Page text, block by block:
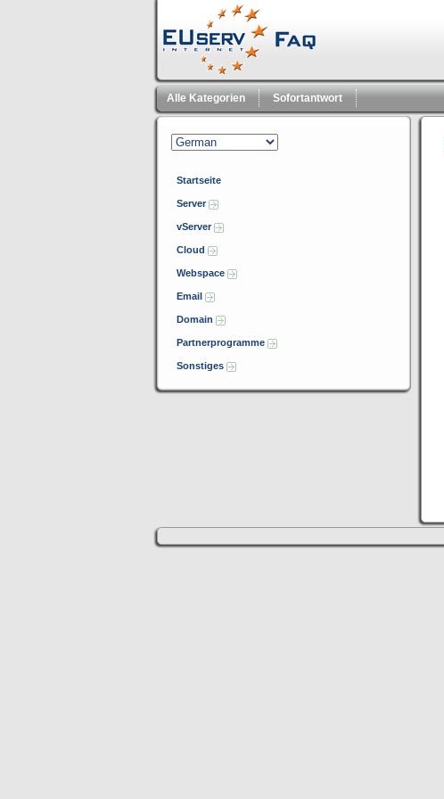
Alle Kategorien Sofortantwort
Startseite
Server
vServer
Cloud
Webspace
Email
Domain
Partnerprogramme
Sonstiges